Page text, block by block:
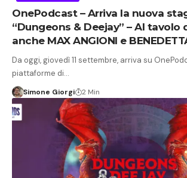
OnePodcast – Arriva la nuova
“Dungeons & Deejay” – Al tavolo
anche MAX ANGIONI e
Da oggi, giovedì 11 settembre, arriva su
piattaforme di…
Simone Giorgi 2 Min